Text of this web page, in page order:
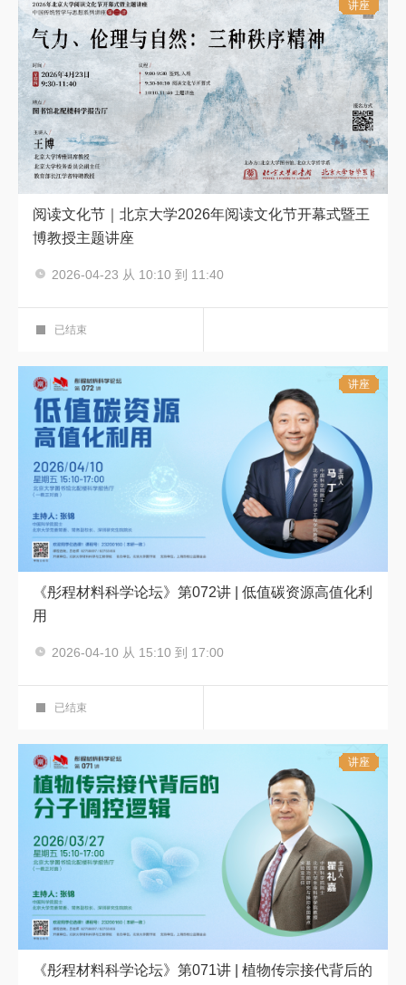
讲座
阅读文化节｜北京大学2026年阅读文化节开幕式暨王
博教授主题讲座
主讲人：王博
2026-04-23 从 10:10 到 11:40
科学报告厅
已结束
讲座
《彤程材料科学论坛》第072讲 | 低值碳资源高值化利
用
2026-04-10 从 15:10 到 17:00
科学报告厅
已结束
讲座
《彤程材料科学论坛》第071讲 | 植物传宗接代背后的